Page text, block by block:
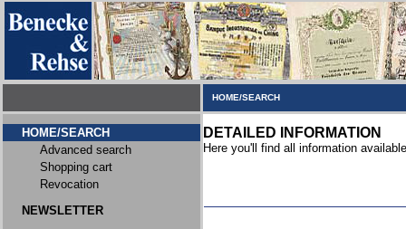
HOME/SEARCH
HOME/SEARCH
Advanced search
Shopping cart
Revocation
NEWSLETTER
DETAILED INFORMATION
Here you'll find all information